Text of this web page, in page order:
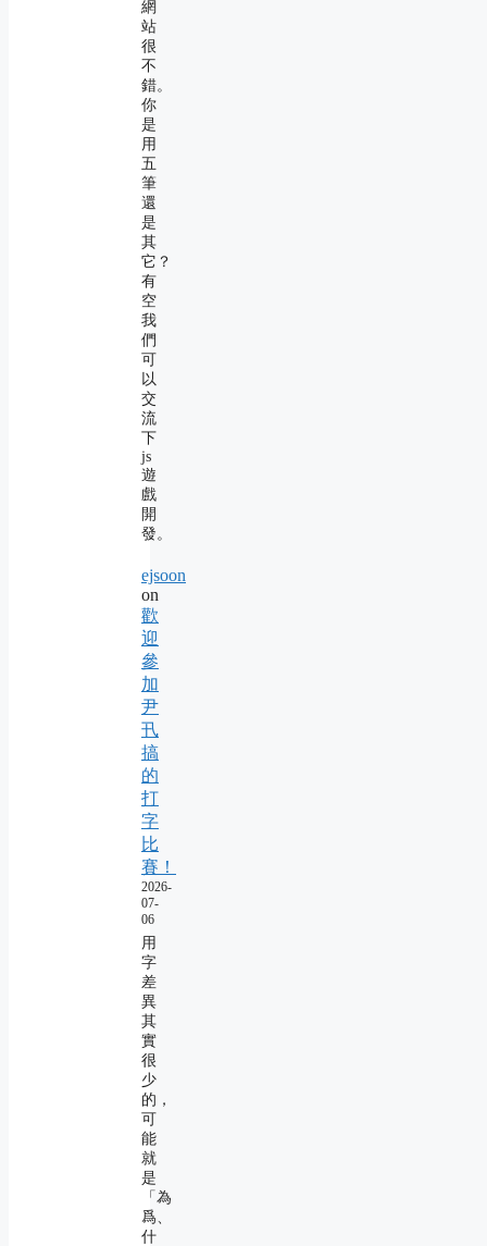
網
站
很
不
錯。
你
是
用
五
筆
還
是
其
它？
有
空
我
們
可
以
交
流
下
js
遊
戲
開
發。
ejsoon
on
歡
迎
參
加
尹
卂
搞
的
打
字
比
賽！
2026-
07-
06
用
字
差
異
其
實
很
少
的，
可
能
就
是
「為
爲、
什